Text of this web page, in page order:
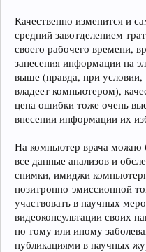
Качественно изменится и
средний завотделением
своего рабочего времени,
занесения информации на
выше (правда, при условии,
владеет компьютером),
цена ошибки тоже очень
внесении информации их
На компьютер врача можно
все данные анализов и
снимки, имиджи
позитронно-эмиссионной
участвовать в научных
видеоконсультации своих
по тому или иному
публикациями в научных